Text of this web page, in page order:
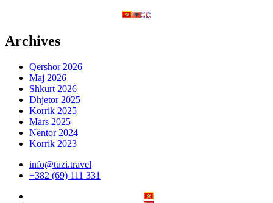
Archives
Qershor 2026
Maj 2026
Shkurt 2026
Dhjetor 2025
Korrik 2025
Mars 2025
Nëntor 2024
Korrik 2023
info@tuzi.travel
+382 (69) 111 331